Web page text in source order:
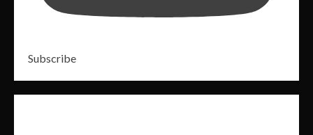
Subscribe